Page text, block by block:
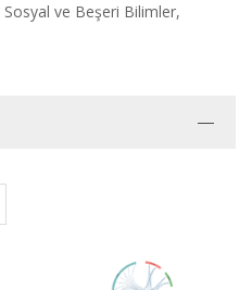
Sosyal ve Beşeri Bilimler,